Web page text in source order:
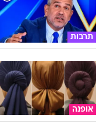
תרבות
אופנה